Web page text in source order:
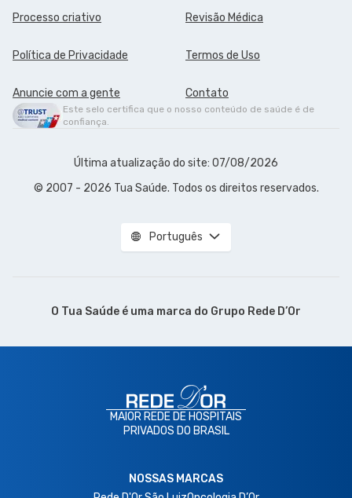
Processo criativo Revisão Médica
Política de Privacidade Termos de Uso
Anuncie com a gente Contato
Este selo certifica que o nosso conteúdo de saúde é de
confiança.
Última atualização do site: 07/08/2026
© 2007 - 2026 Tua Saúde. Todos os direitos reservados.
Português
O Tua Saúde é uma marca do Grupo Rede D’Or
MAIOR REDE DE HOSPITAIS
PRIVADOS DO BRASIL
NOSSAS MARCAS